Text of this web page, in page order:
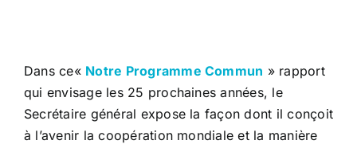
Dans ce« Notre Programme Commun » rapport
qui envisage les 25 prochaines années, le
Secrétaire général expose la façon dont il conçoit
à l’avenir la coopération mondiale et la manière